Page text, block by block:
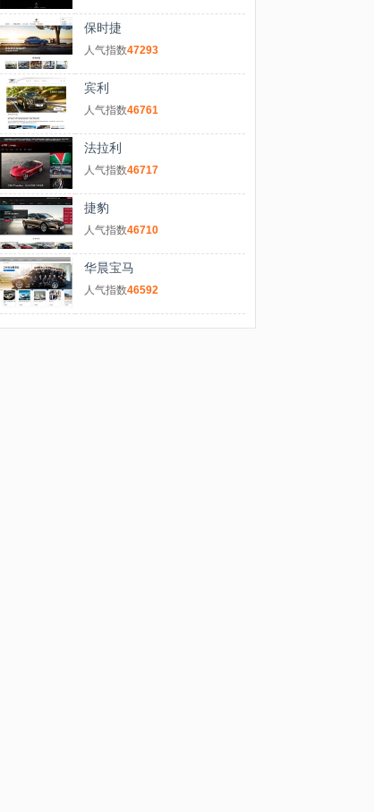
保时捷
人气指数47293
宾利
人气指数46761
法拉利
人气指数46717
捷豹
人气指数46710
华晨宝马
人气指数46592